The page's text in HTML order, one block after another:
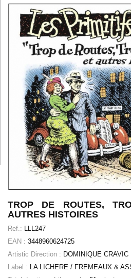
TROP DE ROUTES,
AUTRES HISTOIRES
Ref.: LLL247
EAN : 3448960624725
Artistic Direction : DOMINIQUE CRAVIC
Label : LA LICHERE / FREMEAUX &